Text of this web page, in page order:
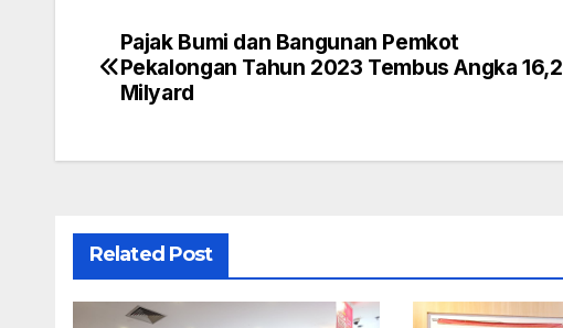
Navigasi
pos
Pajak Bumi dan Bangunan Pemkot
Pekalongan Tahun 2023 Tembus Angka 16,2
Milyard
Related Post